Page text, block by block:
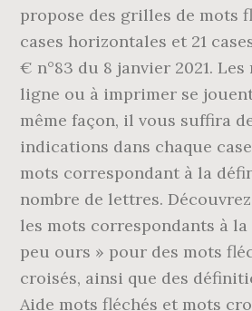
propose des grilles de mots
cases horizontales et 21
€ n°83 du 8 janvier 2021.
ligne ou à imprimer se
même façon, il vous suffira
indications dans chaque
mots correspondant à la
nombre de lettres.
les mots correspondants à
peu ours » pour des mots
croisés, ainsi que des
Aide mots fléchés et mots